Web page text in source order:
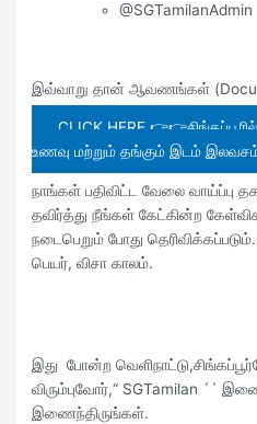
@SGTamilanAdmin
இவ்வாறு தான் ஆவணங்கள்
CLICK HERE
உணவு மற்றும் தங்கும் இடம்
நாங்கள் பதிவிட்ட வேலை வாய்ப்பு
தவிர்த்து நீங்கள் கேட்கின்ற
நடைபெறும் போது
பெயர், விசா காலம்.
இது போன்ற
விரும்புவோர்,“ SGTamilan ´´
இணைந்திருங்கள்.